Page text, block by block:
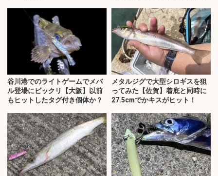
谷川港でのライトゲームでメバ
ル登場にビックリ【大阪】以前
もヒットしたタグ付き個体か？
メタルジグで大型シロギスを狙
ってみた【佐賀】着底と同時に
27.5cmでかキスがヒット！